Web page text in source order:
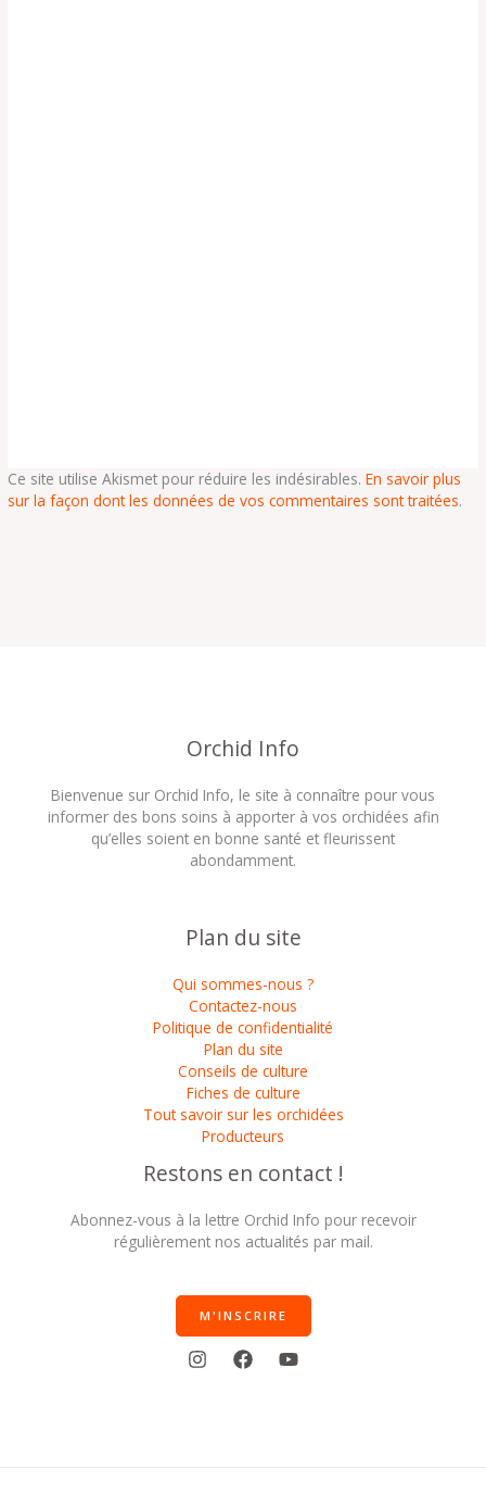
Ce site utilise Akismet pour réduire les indésirables.En savoir plus
sur la façon dont les données de vos commentaires sont traitées.
Orchid Info
Bienvenue sur Orchid Info, le site à connaître pour vous
informer des bons soins à apporter à vos orchidées afin
qu’elles soient en bonne santé et fleurissent
abondamment.
Plan du site
Qui sommes-nous ?
Contactez-nous
Politique de confidentialité
Plan du site
Conseils de culture
Fiches de culture
Tout savoir sur les orchidées
Producteurs
Restons en contact !
Abonnez-vous à la lettre Orchid Info pour recevoir
régulièrement nos actualités par mail.
M'INSCRIRE